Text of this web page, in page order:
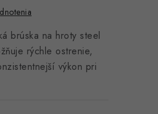
brúska na hroty steel
rýchle ostrenie,
výkon pri